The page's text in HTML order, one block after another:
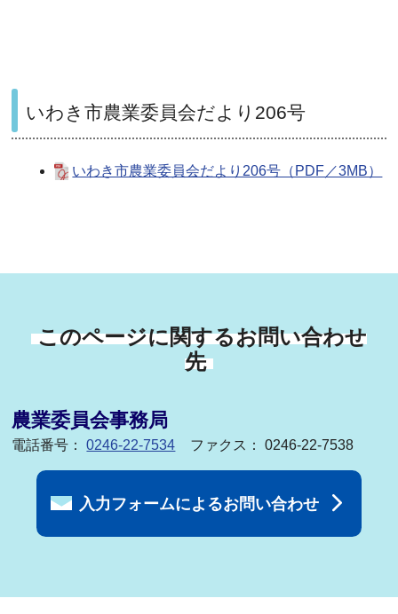
いわき市農業委員会だより206号
いわき市農業委員会だより206号（PDF／3MB）
このページに関するお問い合わせ
先
農業委員会事務局
電話番号：0246-22-7534 ファクス： 0246-22-7538
入力フォームによるお問い合わせ